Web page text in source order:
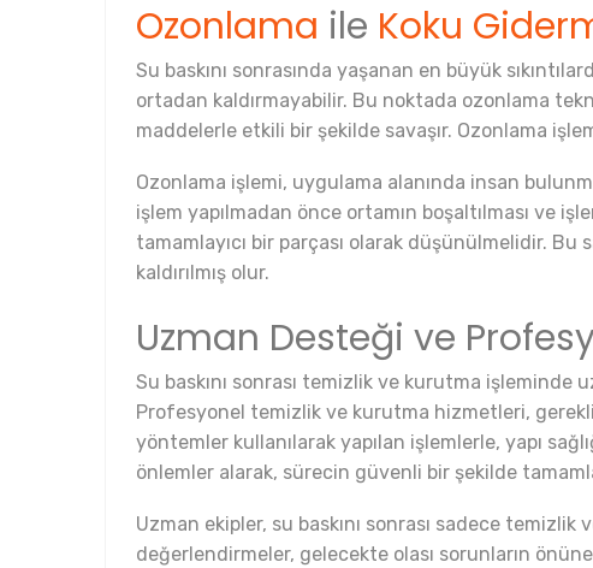
Ozonlama ile Koku
Su baskını sonrasında yaşanan en büyük
ortadan kaldırmayabilir. Bu noktada ozonlama
maddelerle etkili bir şekilde savaşır. Ozonlama
Ozonlama işlemi, uygulama alanında insan
işlem yapılmadan önce ortamın boşaltılması ve
tamamlayıcı bir parçası olarak düşünülmelidir.
kaldırılmış olur.
Uzman Desteği ve
Su baskını sonrası temizlik ve kurutma
Profesyonel temizlik ve kurutma hizmetleri,
yöntemler kullanılarak yapılan işlemlerle, yapı
önlemler alarak, sürecin güvenli bir şekilde
Uzman ekipler, su baskını sonrası sadece
değerlendirmeler, gelecekte olası sorunların